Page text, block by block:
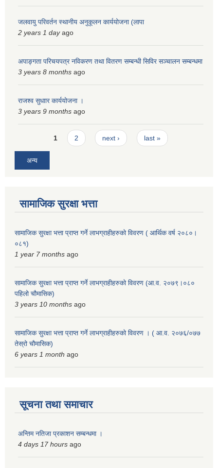
जलवायु परिवर्तन स्थानीय अनुकूलन कार्ययोजना (लापा
2 years 1 dayago
अपाङ्गता परिचयपत्र नविकरण तथा वितरण सम्बन्धी सिविर सञ्चालन सम्बन्धमा
3 years 8 months ago
राजश्व सुधाार कार्ययोजना ।
3 years 9 months ago
Pages1 2 next › last »
अन्य
सामाजिक सुरक्षा भत्ता
सामाजिक सुरक्षा भत्ता प्राप्त गर्ने लाभग्राहीहरुको विवरण ( आर्थिक वर्ष २०८०।
०८१)
1 year 7 months ago
सामाजिक सुरक्षा भत्ता प्राप्त गर्ने लाभग्राहीहरुको विवरण (आ.व. २०७९।०८०
पहिलो चौमासिक)
3 years 10 months ago
सामाजिक सुरक्षा भत्ता प्राप्त गर्ने लाभग्राहीहरुको विवरण । ( आ.व. २०७६/०७७
तेस्रो चौमासिक)
6 years 1 month ago
सूचना तथा समाचार
अन्तिम नतिजा प्रकाशन सम्बन्धमा ।
4 days 17 hours ago